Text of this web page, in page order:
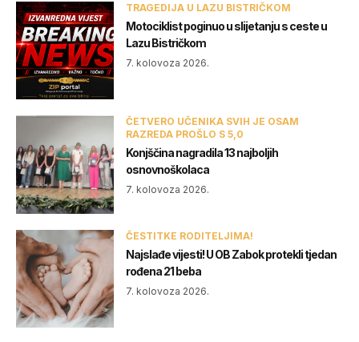
TRAGEDIJA U LAZU BISTRIČKOM
Motociklist poginuo u slijetanju s ceste u
Lazu Bistričkom
7. kolovoza 2026.
ČETVERO UČENIKA SVIH JE OSAM
RAZREDA PROŠLO S 5,0
Konjščina nagradila 13 najboljih
osnovnoškolaca
7. kolovoza 2026.
ČESTITKE RODITELJIMA!
Najslađe vijesti! U OB Zabok protekli tjedan
rođena 21 beba
7. kolovoza 2026.